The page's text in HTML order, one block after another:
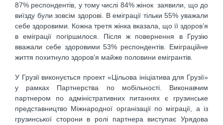
87% респондентів, у тому числі 84% жінок заявили, що до
виїзду були зовсім здорові. В еміграції тільки 55% уважали
себе здоровими. Кожна третя жінка вказала, що її здоров’я
в еміграції погіршилося. Після ж повернення в Грузію
вважали себе здоровими 53% респондентів. Еміграційне
життя похитнуло здоров’я майже половини емігрантів.
У Грузії виконується проект «Цільова ініціатива для Грузії»
у рамках Партнерства по мобільності. Виконавчим
партнером по адміністративних питаннях є грузинське
представництво Міжнародної організації по міграції, а із
грузинської сторони в ролі партнера виступає Урядова